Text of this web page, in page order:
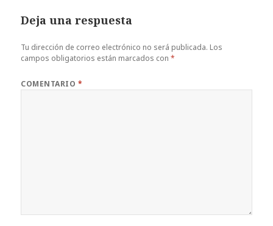
Deja una respuesta
Tu dirección de correo electrónico no será publicada. Los
campos obligatorios están marcados con*
COMENTARIO *